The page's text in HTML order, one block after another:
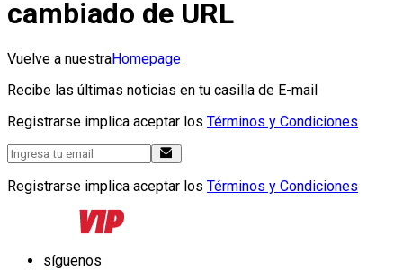
cambiado de URL
Vuelve a nuestraHomepage
Recibe las últimas noticias en tu casilla de E-mail
Registrarse implica aceptar los Términos y Condiciones
Registrarse implica aceptar los Términos y Condiciones
síguenos